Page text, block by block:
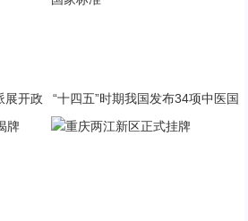
展开政
“十四五”时期我国发布34项中医国
家标准